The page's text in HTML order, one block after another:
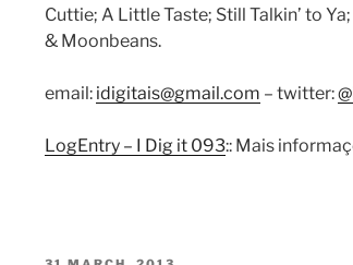
Cuttie; A Little Taste; Still Talkin’ to
& Moonbeans.
email: idigitais@gmail.com – twitter:
LogEntry – I Dig it 093:: Mais